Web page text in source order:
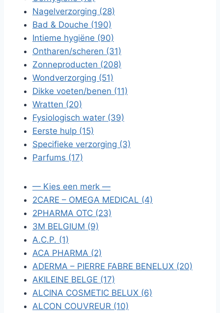
Nagelverzorging (28)
Bad & Douche (190)
Intieme hygiëne (90)
Ontharen/scheren (31)
Zonneproducten (208)
Wondverzorging (51)
Dikke voeten/benen (11)
Wratten (20)
Fysiologisch water (39)
Eerste hulp (15)
Specifieke verzorging (3)
Parfums (17)
— Kies een merk —
2CARE – OMEGA MEDICAL (4)
2PHARMA OTC (23)
3M BELGIUM (9)
A.C.P. (1)
ACA PHARMA (2)
ADERMA – PIERRE FABRE BENELUX (20)
AKILEINE BELGE (17)
ALCINA COSMETIC BELUX (6)
ALCON COUVREUR (10)